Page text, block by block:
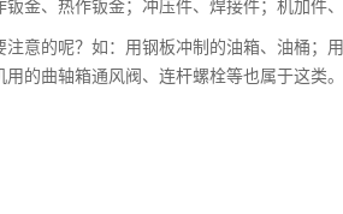
金、热作钣金；冲压件、焊接件；机加件
意的呢？如：用钢板冲制的油箱、油桶；
的曲轴箱通风阀、连杆螺栓等也属于这类。